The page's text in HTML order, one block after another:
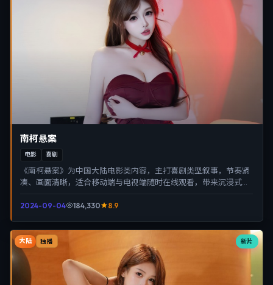
南柯悬案
电影 喜剧
《南柯悬案》为中国大陆电影类内容，主打喜剧类型叙事，节奏紧
凑、画面清晰，适合移动端与电视端随时在线观看，带来沉浸式视
2024-09-04 184,330 8.9
新片
大陆 独播